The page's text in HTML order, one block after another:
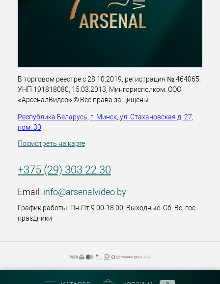
В торговом реестре с 28.10.2019, регистрация № 464065.
УНП 191818080, 15.03.2013, Мингорисполком. ООО
«АрсеналВидео» © Все права защищены.
Республика Беларусь, г. Минск, ул. Стахановская д. 27,
пом. 30
Посмотреть на карте
+375 (29) 303 22 30
Email: info@arsenalvideo.by
График работы: Пн-Пт 9.00-18.00. Выходные: Сб, Вс, гос.
праздники